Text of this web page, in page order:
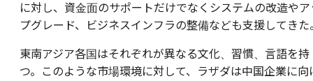
に対し、資金面のサポートだけでなくシステムの改造やア
プグレード、ビジネスインフラの整備なども支援してきた
東南アジア各国はそれぞれが異なる文化、習慣、言語を持
つ。このような市場環境に対して、ラザダは中国企業に向